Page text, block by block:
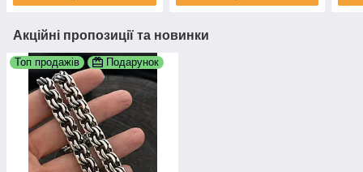
Акційні пропозиції та новинки
Топ продажів Подарунок